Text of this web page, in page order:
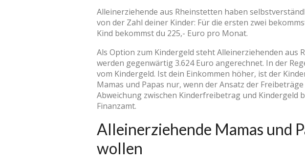
Alleinerziehende aus Rheinstetten haben
von der Zahl deiner Kinder: Für die ersten zwei
Kind bekommst du 225,- Euro pro Monat.
Als Option zum Kindergeld steht Alleinerziehenden
werden gegenwärtig 3.624 Euro angerechnet. In der
vom Kindergeld. Ist dein Einkommen höher, ist der
Mamas und Papas nur, wenn der Ansatz der
Abweichung zwischen Kinderfreibetrag und Kindergeld
Finanzamt.
Alleinerziehende Mamas und
wollen